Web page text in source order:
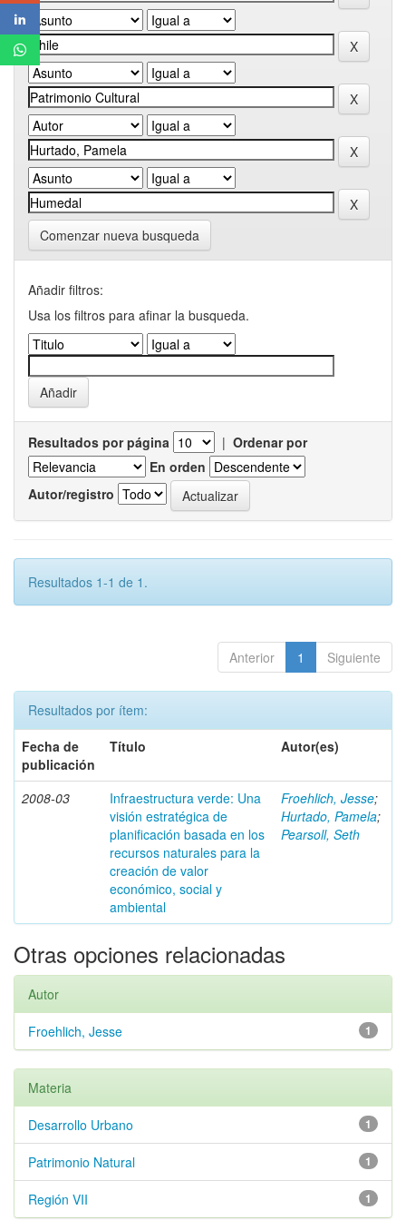
Comenzar nueva busqueda
Añadir filtros:
Usa los filtros para afinar la busqueda.
Resultados por página | Ordenar por
En orden
Autor/registro
Resultados 1-1 de 1.
Anterior 1 Siguiente
Resultados por ítem:
Fecha de
publicación
Título Autor(es)
2008-03
Infraestructura verde: Una
visión estratégica de
planificación basada en los
recursos naturales para la
creación de valor
económico, social y
ambiental
Froehlich, Jesse;
Hurtado, Pamela;
Pearsoll, Seth
Otras opciones relacionadas
Autor
1
Froehlich, Jesse
Materia
1
Desarrollo Urbano
1
Patrimonio Natural
1
Región VII